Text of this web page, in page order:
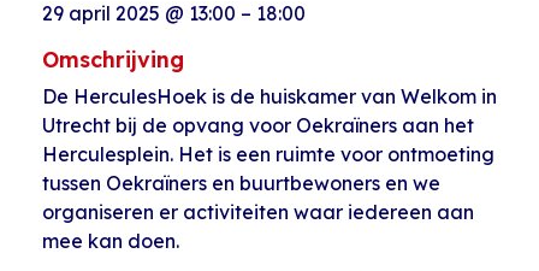
29 april 2025 @ 13:00 – 18:00
Omschrijving
De HerculesHoek is de huiskamer van Welkom in
Utrecht bij de opvang voor Oekraïners aan het
Herculesplein. Het is een ruimte voor ontmoeting
tussen Oekraïners en buurtbewoners en we
organiseren er activiteiten waar iedereen aan
mee kan doen.